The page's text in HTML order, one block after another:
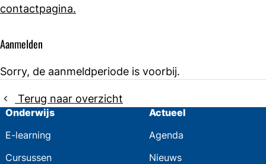
contactpagina.
Aanmelden
Sorry, de aanmeldperiode is voorbij.
Terug naar overzicht
Onderwijs
E-learning
Cursussen
Actueel
Agenda
Nieuws